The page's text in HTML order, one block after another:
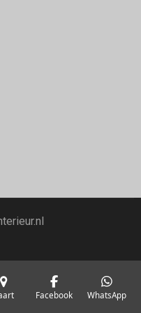
Facebook WhatsApp